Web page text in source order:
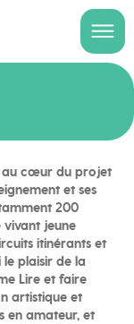
au cœur du projet
et ses
200
vivant jeune
itinérants et
le plaisir de la
Lire et faire
artistique et
en amateur, et